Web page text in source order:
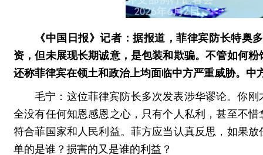
《中国日报》记者：据报道，菲律宾防长特
资，但未展现长期诚意，是包装和欺骗。不管如何
还称菲律宾在领土和政治上均面临中方严重威胁。中
毛宁：这位菲律宾防长多次发表涉华谬论。你
全没有任何知恩感恩之心，只有个人私利，甚至不
符合菲国家和人民利益。菲方应当认真反思，如果
单的是谁？损害的又是谁的利益？